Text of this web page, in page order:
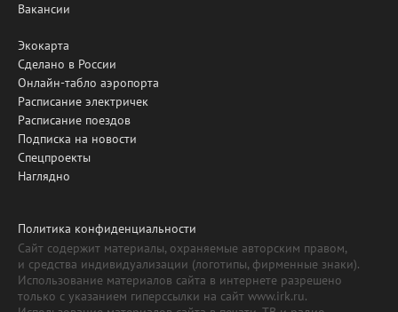
Вакансии
Экокарта
Сделано в России
Онлайн-табло аэропорта
Расписание электричек
Расписание поездов
Подписка на новости
Спецпроекты
Наглядно
Политика конфиденциальности
Сайт содержит материалы, охраняемые авторским правом,
и средства индивидуализации (логотипы, фирменные знаки).
Использование материалов сайта в интернете разрешено
только с указанием гиперссылки на сайт www.irk.ru.